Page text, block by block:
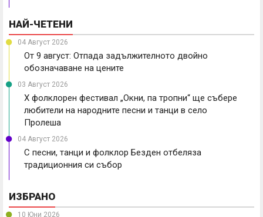
НАЙ-ЧЕТЕНИ
04 Август 2026
От 9 август: Отпада задължителното двойно
обозначаване на цените
03 Август 2026
X фолклорен фестивал „Окни, па тропни“ ще събере
любители на народните песни и танци в село
Пролеша
04 Август 2026
С песни, танци и фолклор Безден отбеляза
традиционния си събор
ИЗБРАНО
10 Юни 2026